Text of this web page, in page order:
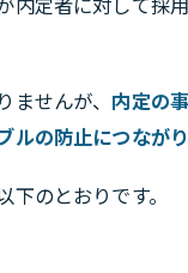
せんが、 内定の
ルの防止につながり
のとおりです。